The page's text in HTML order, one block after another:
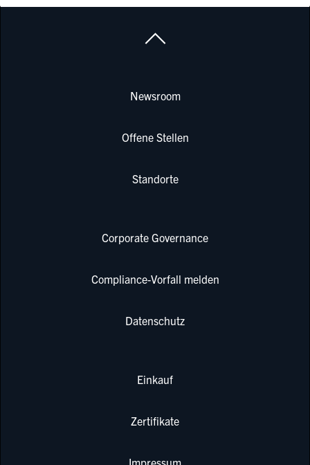
Newsroom
Offene Stellen
Standorte
Corporate Governance
Compliance-Vorfall melden
Datenschutz
Einkauf
Zertifikate